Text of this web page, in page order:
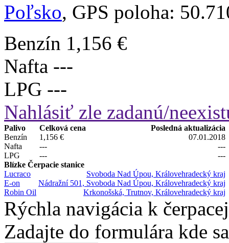
Poľsko, GPS poloha:
Benzín 1,156 €
Nafta ---
LPG ---
Nahlásiť zle zadanú/
Palivo Celková cena
Posledná aktualizácia
Benzín
1,156 €
07.01.2018
Nafta
---
---
LPG
---
---
Blízke Čerpacie stanice
Lucraco
Svoboda Nad Úpou, Královehradecký kraj
E-on
Nádražní 501, Svoboda Nad Úpou, Královehradecký kraj
Robin Oil
Krkonošská, Trutnov, Královehradecký kraj
Rýchla navigácia k
Zadajte do formulára kde